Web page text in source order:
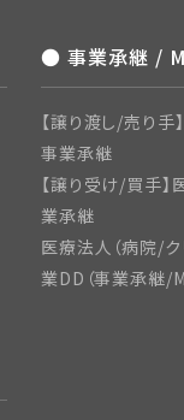
● 事業承継 /
【譲り渡し/売り手
事業承継
【譲り受け/買手
業承継
医療法人（病院/ク
業DD（事業承継/M